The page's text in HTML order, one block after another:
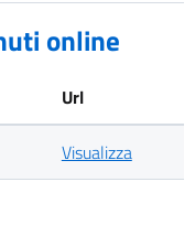
online
Url
Visualizza